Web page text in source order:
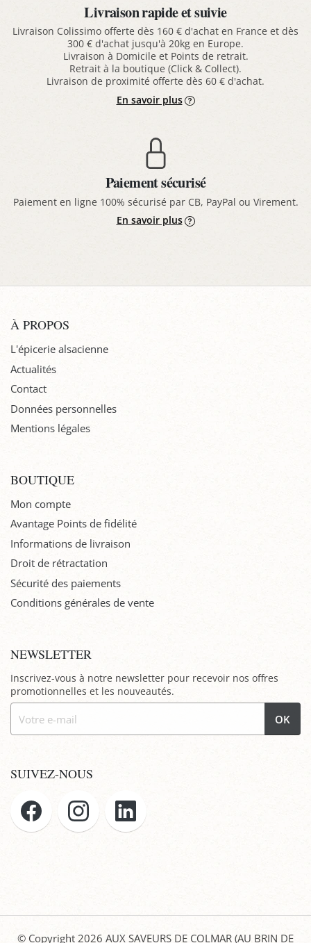
Livraison rapide et suivie
Livraison Colissimo offerte dès 160 € d'achat en France et dès
300 € d'achat jusqu'à 20kg en Europe.
Livraison à Domicile et Points de retrait.
Retrait à la boutique (Click & Collect).
Livraison de proximité offerte dès 60 € d'achat.
En savoir plus
Paiement sécurisé
Paiement en ligne 100% sécurisé par CB, PayPal ou Virement.
En savoir plus
À PROPOS
L'épicerie alsacienne
Actualités
Contact
Données personnelles
Mentions légales
BOUTIQUE
Mon compte
Avantage Points de fidélité
Informations de livraison
Droit de rétractation
Sécurité des paiements
Conditions générales de vente
NEWSLETTER
Inscrivez-vous à notre newsletter pour recevoir nos offres
promotionnelles et les nouveautés.
OK
SUIVEZ-NOUS
© Copyright 2026 AUX SAVEURS DE COLMAR (AU BRIN DE